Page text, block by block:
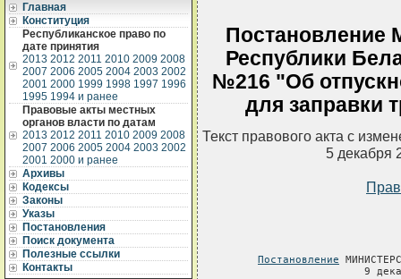
Главная
Конституция
Республиканское право по
дате принятия
2013 2012 2011 2010 2009 2008
2007 2006 2005 2004 2003 2002
2001 2000 1999 1998 1997 1996
1995 1994 и ранее
Правовые акты местных
органов власти по датам
2013 2012 2011 2010 2009 2008
2007 2006 2005 2004 2003 2002
2001 2000 и ранее
Архивы
Кодексы
Законы
Указы
Постановления
Поиск документа
Полезные ссылки
Контакты
Постановление
Республики
№216 "Об
для заправки
Текст правового акта с
5 декабря
Постановление
9